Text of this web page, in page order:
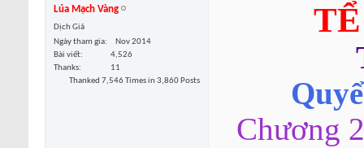
Lúa Mạch Vàng
Dịch Giả
Ngày tham gia
Nov 2014
Bài viết
4,526
Thanks
11
Thanked 7,546 Times in 3,860 Posts
Chương